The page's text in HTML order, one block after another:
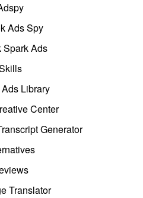
Ads Spy
Spark Ads
Library
Center
Generator
Translator